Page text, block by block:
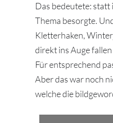
Das bedeutete:
Thema besorgte.
Kletterhaken,
direkt ins Auge
Für entsprechend
Aber das war noch
welche die